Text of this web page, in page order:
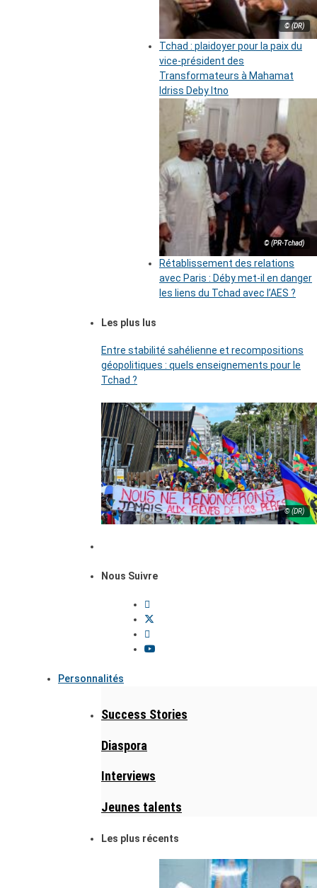
© (DR)
Tchad : plaidoyer pour la paix du
vice-président des
Transformateurs à Mahamat
Idriss Deby Itno
© (PR-Tchad)
Rétablissement des relations
avec Paris : Déby met-il en danger
les liens du Tchad avec l’AES ?
Les plus lus
Entre stabilité sahélienne et recompositions
géopolitiques : quels enseignements pour le
Tchad ?
© (DR)
Nous Suivre
Personnalités
Success Stories
Diaspora
Interviews
Jeunes talents
Les plus récents